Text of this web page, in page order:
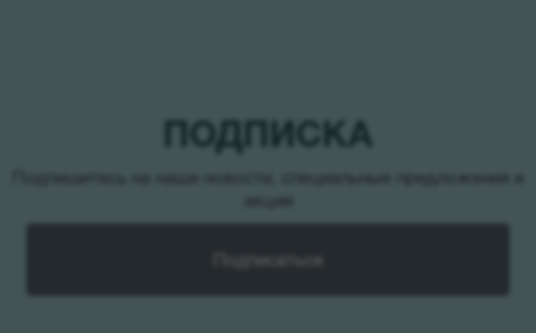
ПОДПИСКА
Подпишитесь на наши новости, специальные предложения и
Подписаться